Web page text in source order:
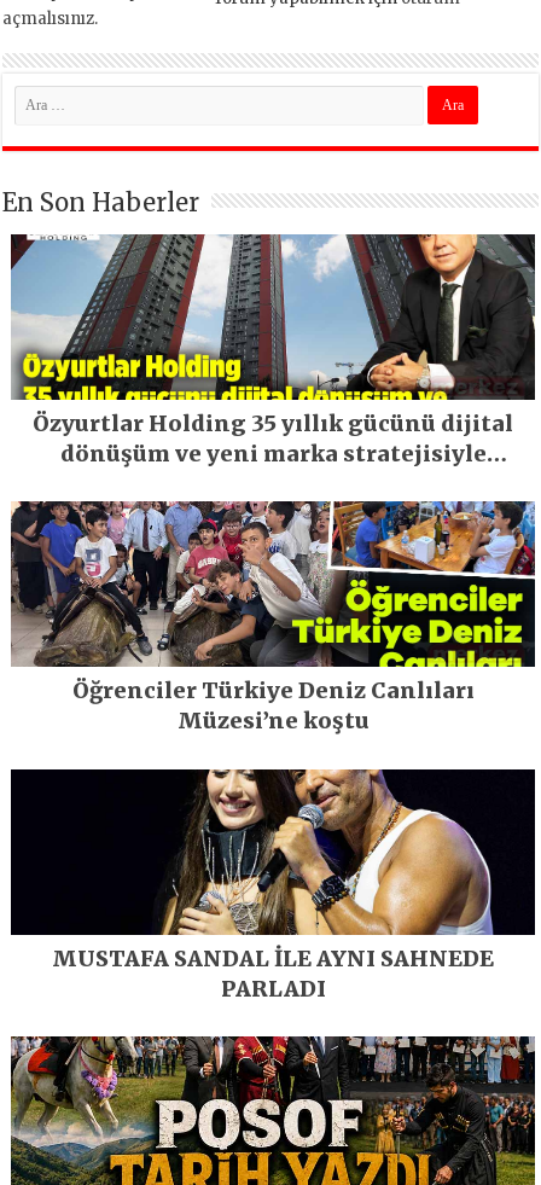
açmalısınız.
En Son Haberler
Özyurtlar Holding 35 yıllık gücünü dijital
dönüşüm ve yeni marka stratejisiyle
Öğrenciler Türkiye Deniz Canlıları
Müzesi’ne koştu
MUSTAFA SANDAL İLE AYNI SAHNEDE
PARLADI